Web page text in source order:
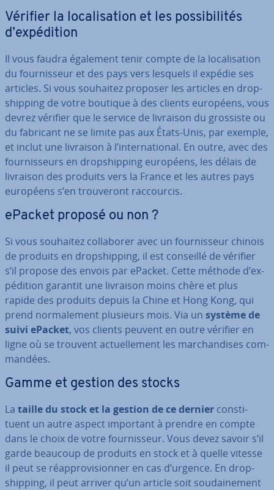
Vérifier la lo­ca­li­sa­tion et les pos­si­bi­li­tés
d’ex­pé­di­tion
Il vous faudra également tenir compte de la lo­ca­li­sa­tion
du four­nis­seur et des pays vers lesquels il expédie ses
articles. Si vous souhaitez proposer les articles en drop­
ship­ping de votre boutique à des clients européens, vous
devrez vérifier que le service de livraison du grossiste ou
du fabricant ne se limite pas aux États-Unis, par exemple,
et inclut une livraison à l’in­ter­na­tio­nal. En outre, avec des
four­nis­seurs en drop­ship­ping européens, les délais de
livraison des produits vers la France et les autres pays
européens s’en trou­ve­ront rac­cour­cis.
ePacket proposé ou non ?
Si vous souhaitez col­la­bo­rer avec un four­nis­seur chinois
de produits en drop­ship­ping, il est conseillé de vérifier
s’il propose des envois par ePacket. Cette méthode d’ex­
pé­di­tion garantit une livraison moins chère et plus
rapide des produits depuis la Chine et Hong Kong, qui
prend nor­ma­le­ment plusieurs mois. Via un système de
suivi ePacket, vos clients peuvent en outre vérifier en
ligne où se trouvent ac­tuel­le­ment les mar­chan­dises com­
man­dées.
Gamme et gestion des stocks
La taille du stock et la gestion de ce dernier cons­ti­
tuent un autre aspect important à prendre en compte
dans le choix de votre four­nis­seur. Vous devez savoir s’il
garde beaucoup de produits en stock et à quelle vitesse
il peut se réap­pro­vi­sion­ner en cas d’urgence. En drop­
ship­ping, il peut arriver qu’un article soit sou­dai­ne­ment